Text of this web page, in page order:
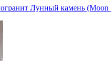
Лунный камень (Moon